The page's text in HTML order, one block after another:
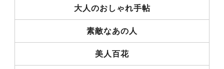
大人のおしゃれ手帖
素敵なあの人
美人百花